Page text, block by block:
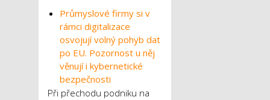
Průmyslové firmy si v
rámci digitalizace
osvojují volný pohyb dat
po EU. Pozornost u něj
věnují i kybernetické
bezpečnosti
Při přechodu podniku na